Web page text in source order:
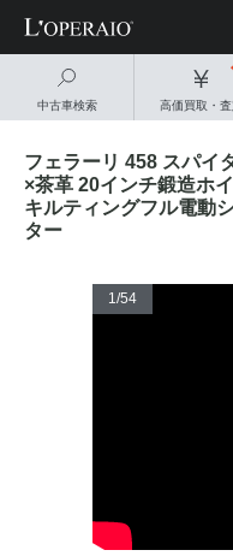
中古車検索 高価買取・査
フェラーリ 458 スパイ
×茶革 20インチ鍛造ホ
キルティングフル電動
ター
1/54